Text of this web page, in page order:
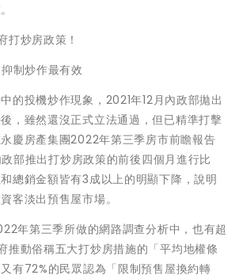
打炒房政策！
制炒作最有效
的投機炒作現象，2021年12月內政部拋出
，雖然還沒正式立法通過，但已精準打擊
慶房產集團2022年第三季房市前瞻報告
部推出打炒房政策的前後四個月進行比
總銷金額皆有3成以上的明顯下降，說明
客淡出預售屋市場。
年第三季所做的網路調查分析中，也有超
推動俗稱五大打炒房措施的「平均地權條
有72%的民眾認為「限制預售屋換約轉